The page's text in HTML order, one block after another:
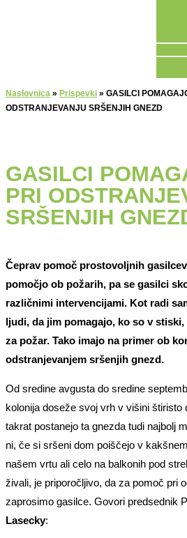
Naslovnica » Prispevki » GASILCI
ODSTRANJEVANJU SRŠENJIH GNEZD
GASILCI
PRI
SRŠENJIH
Čeprav pomoč prostovoljnih
pomočjo ob požarih, pa se gasilci
različnimi intervencijami. Kot radi
ljudi, da jim pomagajo, ko so v
za požar. Tako imajo na primer ob
odstranjevanjem sršenjih gnezd.
Od sredine avgusta do sredine
kolonija doseže svoj vrh v višini štiristo
takrat postanejo ta gnezda tudi najbolj
ni, če si sršeni dom poiščejo v
našem vrtu ali celo na balkonih pod
živali, je priporočljivo, da za pomoč pri
zaprosimo gasilce. Govori predsednik
Lasecky: